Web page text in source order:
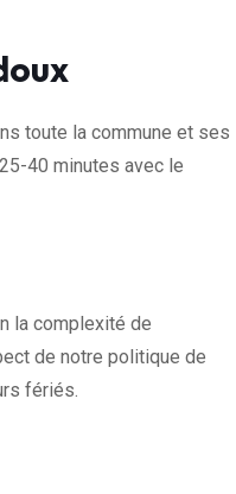
toute la commune et ses
40 minutes avec le
la complexité de
de notre politique de
fériés.